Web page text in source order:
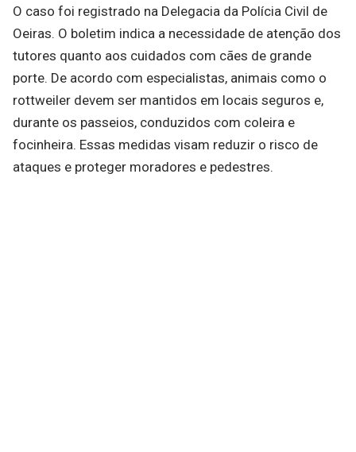
O caso foi registrado na Delegacia da Polícia Civil de
Oeiras. O boletim indica a necessidade de atenção dos
tutores quanto aos cuidados com cães de grande
porte. De acordo com especialistas, animais como o
rottweiler devem ser mantidos em locais seguros e,
durante os passeios, conduzidos com coleira e
focinheira. Essas medidas visam reduzir o risco de
ataques e proteger moradores e pedestres.